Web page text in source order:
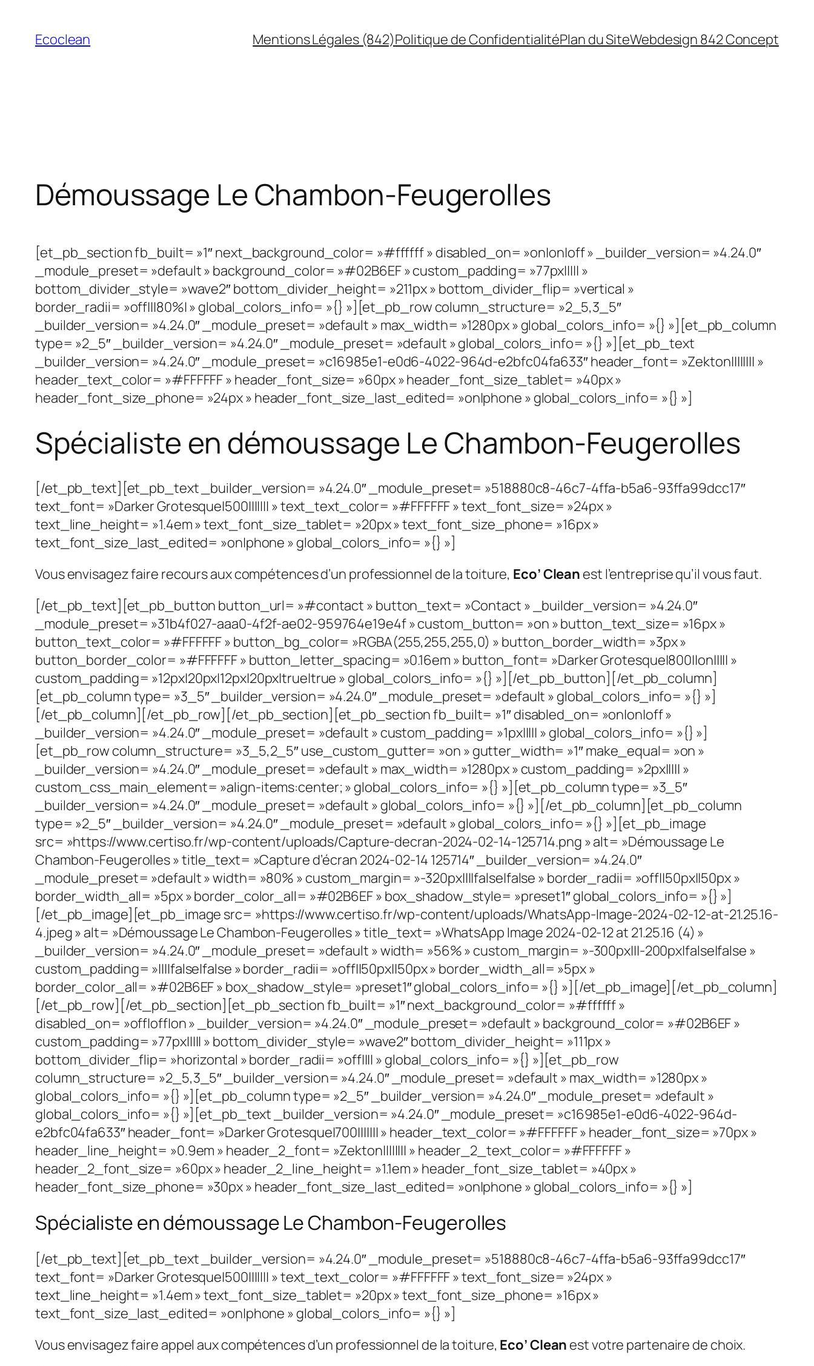
contenu
Ecoclean Mentions Légales (842)Politique de ConfidentialitéPlan du SiteWebdesign 842 Concept
Démoussage Le Chambon-Feugerolles
[et_pb_section fb_built= »1″ next_background_color= »#ffffff » disabled_on= »on|on|off » _builder_version= »4.24.0″
_module_preset= »default » background_color= »#02B6EF » custom_padding= »77px||||| »
bottom_divider_style= »wave2″ bottom_divider_height= »211px » bottom_divider_flip= »vertical »
border_radii= »off|||80%| » global_colors_info= »{} »][et_pb_row column_structure= »2_5,3_5″
_builder_version= »4.24.0″ _module_preset= »default » max_width= »1280px » global_colors_info= »{} »][et_pb_column
type= »2_5″ _builder_version= »4.24.0″ _module_preset= »default » global_colors_info= »{} »][et_pb_text
_builder_version= »4.24.0″ _module_preset= »c16985e1-e0d6-4022-964d-e2bfc04fa633″ header_font= »Zekton|||||||| »
header_text_color= »#FFFFFF » header_font_size= »60px » header_font_size_tablet= »40px »
header_font_size_phone= »24px » header_font_size_last_edited= »on|phone » global_colors_info= »{} »]
Spécialiste en démoussage Le Chambon-Feugerolles
[/et_pb_text][et_pb_text _builder_version= »4.24.0″ _module_preset= »518880c8-46c7-4ffa-b5a6-93ffa99dcc17″
text_font= »Darker Grotesque|500||||||| » text_text_color= »#FFFFFF » text_font_size= »24px »
text_line_height= »1.4em » text_font_size_tablet= »20px » text_font_size_phone= »16px »
text_font_size_last_edited= »on|phone » global_colors_info= »{} »]
Vous envisagez faire recours aux compétences d’un professionnel de la toiture, Eco’ Clean est l’entreprise qu’il vous faut.
[/et_pb_text][et_pb_button button_url= »#contact » button_text= »Contact » _builder_version= »4.24.0″
_module_preset= »31b4f027-aaa0-4f2f-ae02-959764e19e4f » custom_button= »on » button_text_size= »16px »
button_text_color= »#FFFFFF » button_bg_color= »RGBA(255,255,255,0) » button_border_width= »3px »
button_border_color= »#FFFFFF » button_letter_spacing= »0.16em » button_font= »Darker Grotesque|800||on||||| »
custom_padding= »12px|20px|12px|20px|true|true » global_colors_info= »{} »][/et_pb_button][/et_pb_column]
[et_pb_column type= »3_5″ _builder_version= »4.24.0″ _module_preset= »default » global_colors_info= »{} »]
[/et_pb_column][/et_pb_row][/et_pb_section][et_pb_section fb_built= »1″ disabled_on= »on|on|off »
_builder_version= »4.24.0″ _module_preset= »default » custom_padding= »1px||||| » global_colors_info= »{} »]
[et_pb_row column_structure= »3_5,2_5″ use_custom_gutter= »on » gutter_width= »1″ make_equal= »on »
_builder_version= »4.24.0″ _module_preset= »default » max_width= »1280px » custom_padding= »2px||||| »
custom_css_main_element= »align-items:center; » global_colors_info= »{} »][et_pb_column type= »3_5″
_builder_version= »4.24.0″ _module_preset= »default » global_colors_info= »{} »][/et_pb_column][et_pb_column
type= »2_5″ _builder_version= »4.24.0″ _module_preset= »default » global_colors_info= »{} »][et_pb_image
src= »https://www.certiso.fr/wp-content/uploads/Capture-decran-2024-02-14-125714.png » alt= »Démoussage Le
Chambon-Feugerolles » title_text= »Capture d’écran 2024-02-14 125714″ _builder_version= »4.24.0″
_module_preset= »default » width= »80% » custom_margin= »-320px||||false|false » border_radii= »off||50px||50px »
border_width_all= »5px » border_color_all= »#02B6EF » box_shadow_style= »preset1″ global_colors_info= »{} »]
[/et_pb_image][et_pb_image src= »https://www.certiso.fr/wp-content/uploads/WhatsApp-Image-2024-02-12-at-21.25.16-
4.jpeg » alt= »Démoussage Le Chambon-Feugerolles » title_text= »WhatsApp Image 2024-02-12 at 21.25.16 (4) »
_builder_version= »4.24.0″ _module_preset= »default » width= »56% » custom_margin= »-300px|||-200px|false|false »
custom_padding= »||||false|false » border_radii= »off||50px||50px » border_width_all= »5px »
border_color_all= »#02B6EF » box_shadow_style= »preset1″ global_colors_info= »{} »][/et_pb_image][/et_pb_column]
[/et_pb_row][/et_pb_section][et_pb_section fb_built= »1″ next_background_color= »#ffffff »
disabled_on= »off|off|on » _builder_version= »4.24.0″ _module_preset= »default » background_color= »#02B6EF »
custom_padding= »77px||||| » bottom_divider_style= »wave2″ bottom_divider_height= »111px »
bottom_divider_flip= »horizontal » border_radii= »off|||| » global_colors_info= »{} »][et_pb_row
column_structure= »2_5,3_5″ _builder_version= »4.24.0″ _module_preset= »default » max_width= »1280px »
global_colors_info= »{} »][et_pb_column type= »2_5″ _builder_version= »4.24.0″ _module_preset= »default »
global_colors_info= »{} »][et_pb_text _builder_version= »4.24.0″ _module_preset= »c16985e1-e0d6-4022-964d-
e2bfc04fa633″ header_font= »Darker Grotesque|700||||||| » header_text_color= »#FFFFFF » header_font_size= »70px »
header_line_height= »0.9em » header_2_font= »Zekton|||||||| » header_2_text_color= »#FFFFFF »
header_2_font_size= »60px » header_2_line_height= »1.1em » header_font_size_tablet= »40px »
header_font_size_phone= »30px » header_font_size_last_edited= »on|phone » global_colors_info= »{} »]
Spécialiste en démoussage Le Chambon-Feugerolles
[/et_pb_text][et_pb_text _builder_version= »4.24.0″ _module_preset= »518880c8-46c7-4ffa-b5a6-93ffa99dcc17″
text_font= »Darker Grotesque|500||||||| » text_text_color= »#FFFFFF » text_font_size= »24px »
text_line_height= »1.4em » text_font_size_tablet= »20px » text_font_size_phone= »16px »
text_font_size_last_edited= »on|phone » global_colors_info= »{} »]
Vous envisagez faire appel aux compétences d’un professionnel de la toiture, Eco’ Clean est votre partenaire de choix.